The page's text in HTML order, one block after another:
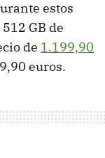
estos
GB de
de 1.199,90
euros.